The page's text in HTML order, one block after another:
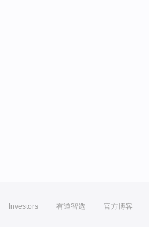
Investors 有道智选 官方博客